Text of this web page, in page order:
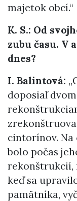
majetok obcí.“
K. S.: Od
zubu času. V
dnes?
I. Balintová:
doposiaľ
cintorínov.
bolo počas
rekonštrukcií,
keď sa
pamätníka,